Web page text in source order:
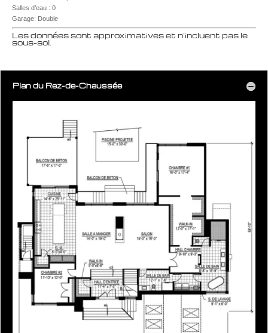
Salles d’eau : 0
Garage: Double
Les données sont approximatives et n’incluent pas le
sous-sol.
Plan du Rez-de-Chaussée